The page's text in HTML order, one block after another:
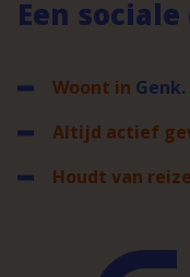
Een
Woont in Genk.
Altijd actief
Houdt van